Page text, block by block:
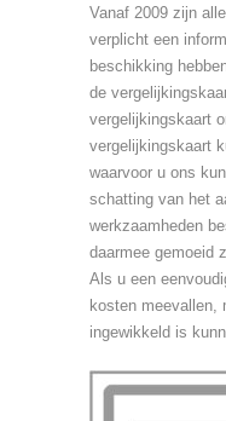
Vanaf 2009 zijn
verplicht een
beschikking
de
vergelijkingskaart
vergelijkingskaart
waarvoor u ons
schatting van het
werkzaamheden
daarmee gemoeid
Als u een
kosten meevallen,
ingewikkeld is